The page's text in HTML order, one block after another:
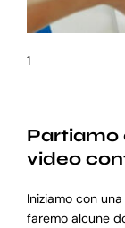
1
Partiamo
video
Iniziamo con
faremo alcune